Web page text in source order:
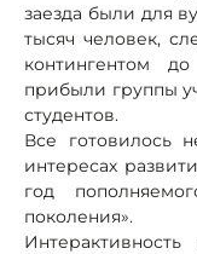
заезда были для
тысяч человек,
контингентом
прибыли группы
студентов.
Все готовилось
интересах
год
поколения».